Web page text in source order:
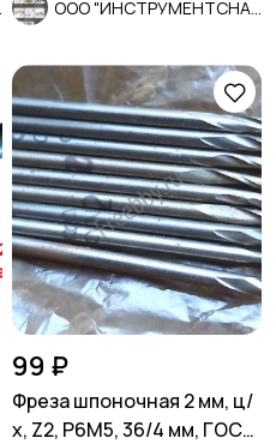
99 ₽
Фреза шпоночная 2 мм, ц/
х, Z2, Р6М5, 36/4 мм, ГОСТ